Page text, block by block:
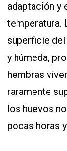
adaptación y
temperatura.
superficie
y húmeda,
hembras
raramente
los huevos
pocas horas